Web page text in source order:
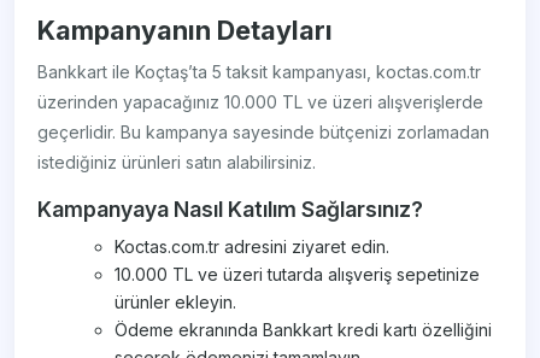
Kampanyanın Detayları
Bankkart ile Koçtaş’ta 5 taksit kampanyası, koctas.com.tr
üzerinden yapacağınız 10.000 TL ve üzeri alışverişlerde
geçerlidir. Bu kampanya sayesinde bütçenizi zorlamadan
istediğiniz ürünleri satın alabilirsiniz.
Kampanyaya Nasıl Katılım Sağlarsınız?
Koctas.com.tr adresini ziyaret edin.
10.000 TL ve üzeri tutarda alışveriş sepetinize
ürünler ekleyin.
Ödeme ekranında Bankkart kredi kartı özelliğini